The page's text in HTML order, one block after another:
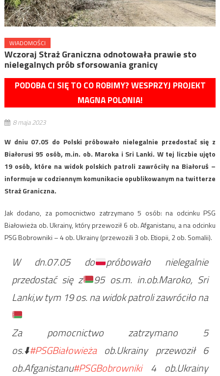
WIADOMOŚCI
Wczoraj Straż Graniczna odnotowała prawie sto
nielegalnych prób sforsowania granicy
PODOBA CI SIĘ TO CO ROBIMY? WESPRZYJ PROJEKT
MAGNA POLONIA!
8 maja 2023
W dniu 07.05 do Polski próbowało nielegalnie przedostać się z
Białorusi 95 osób, m.in. ob. Maroka i Sri Lanki. W tej liczbie ujęto
19 osób, które na widok polskich patroli zawróciły na Białoruś –
informuje w codziennym komunikacie opublikowanym na twitterze
Straż Graniczna.
Jak dodano, za pomocnictwo zatrzymano 5 osób: na odcinku PSG
Białowieża ob. Ukrainy, który przewoził 6 ob. Afganistanu, a na odcinku
PSG Bobrowniki – 4 ob. Ukrainy (przewozili 3 ob. Etiopii, 2 ob. Somalii).
W dn.07.05 do
próbowało nielegalnie
przedostać się z
95 os.m. in.ob.Maroko, Sri
Lanki,w tym 19 os. na widok patroli zawróciło na
Za pomocnictwo zatrzymano 5
os.⬇️#PSGBiałowieżaob.Ukrainy przewoził 6
ob.Afganistanu#PSGBobrowniki4 ob.Ukrainy